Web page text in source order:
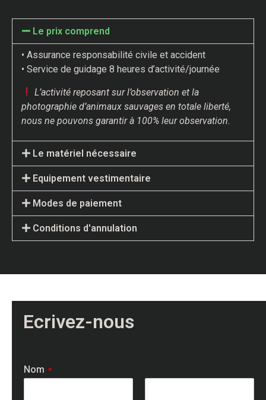
Le prix comprend
• Assurance responsabilité civile et accident
• Service de guidage 8 heures d’activité/journée
L’activité reposant sur l’observation et la
photographie d’animaux sauvages en totale liberté,
nous ne pouvons garantir à 100% leur observation.
Le matériel nécessaire
Equipement vestimentaire
Modes de paiement
Conditions d'annulation
Ecrivez-nous
Nom *